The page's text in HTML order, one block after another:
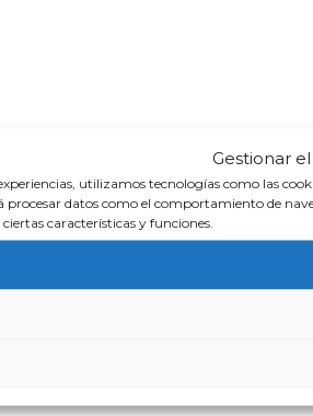
Gestionar
utilizamos tecnologías como las
datos como el comportamiento de
características y funciones.